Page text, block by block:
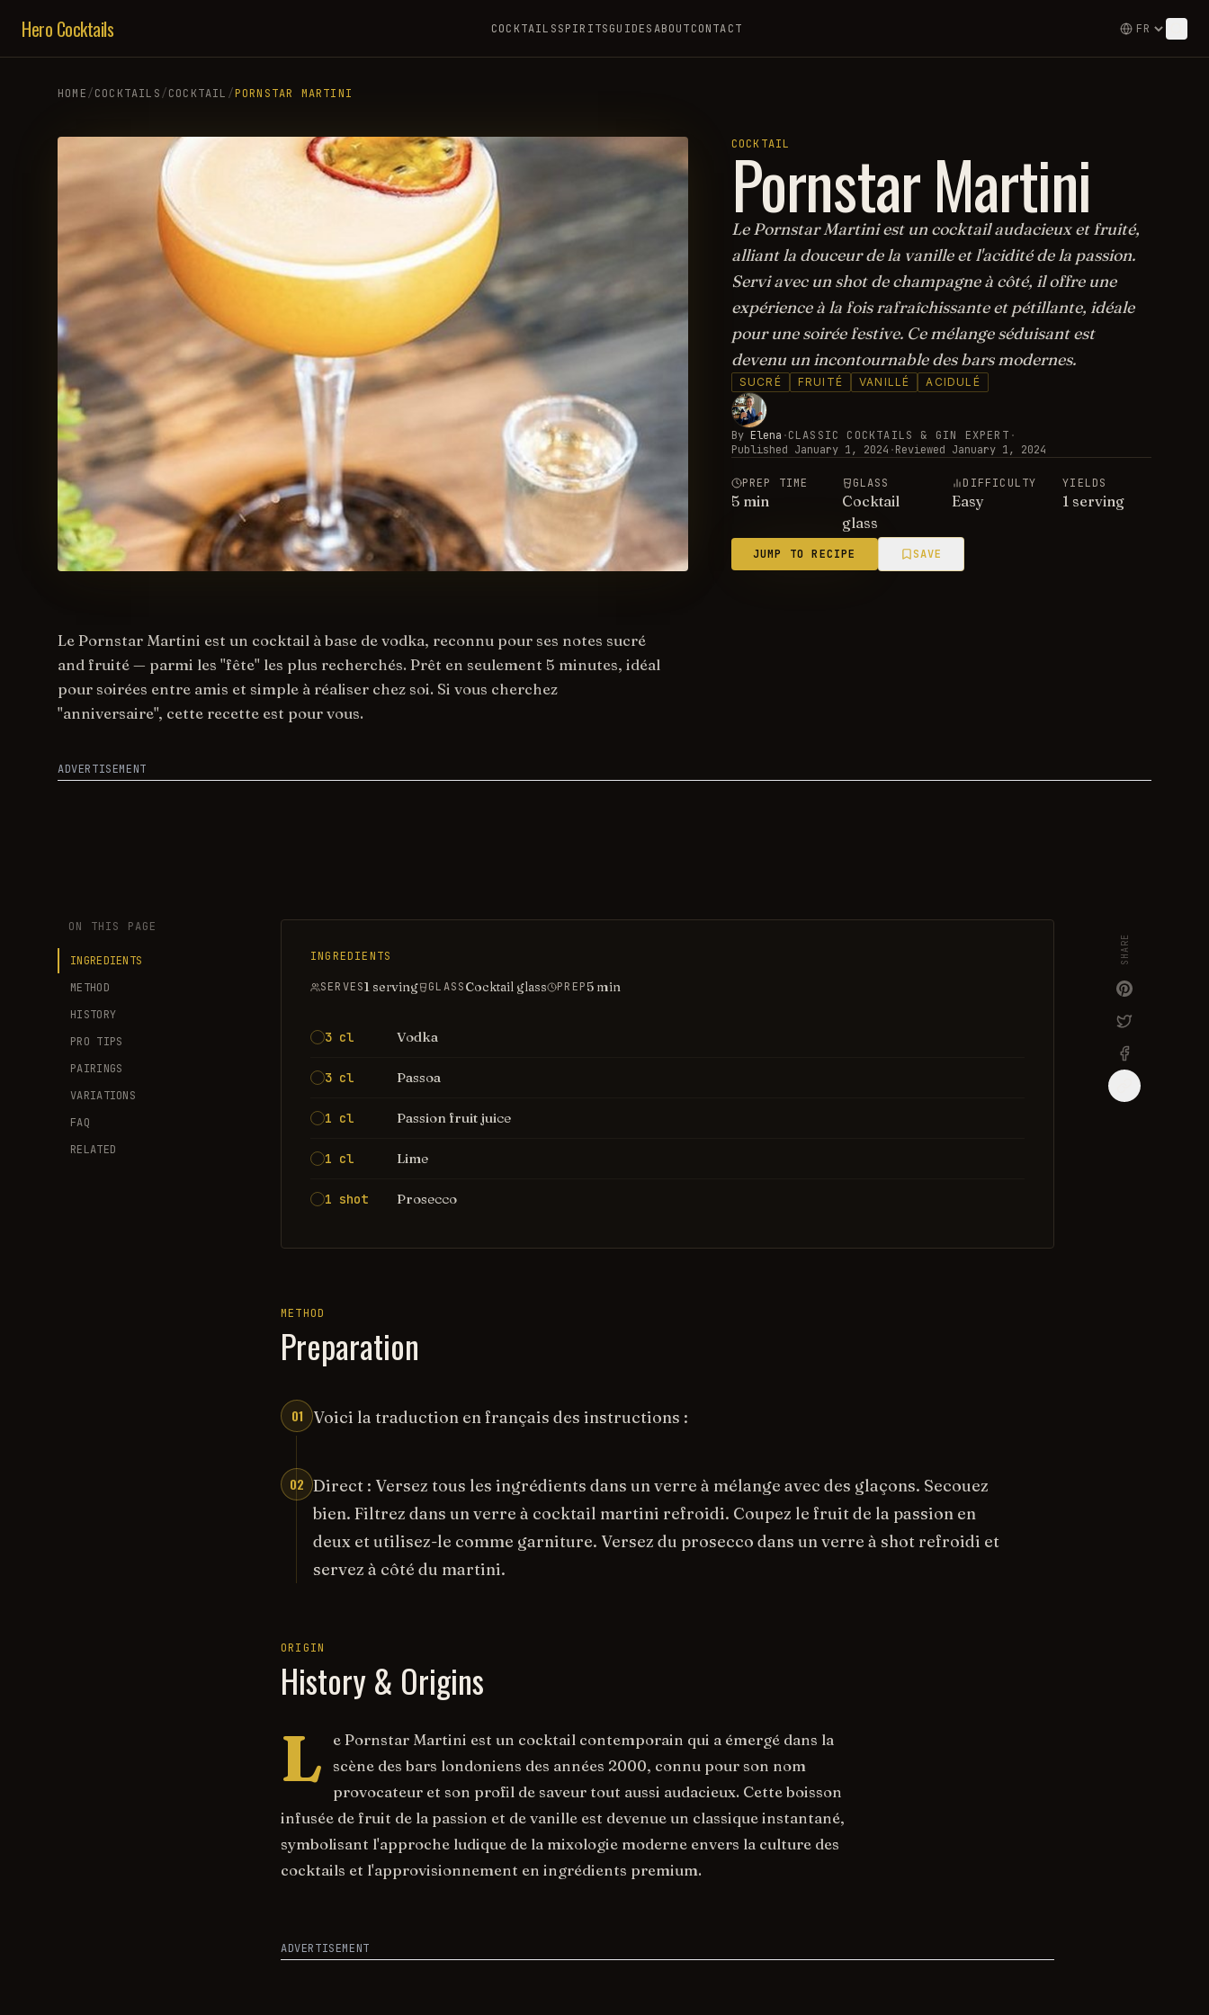
Hero Cocktails COCKTAILSSPIRITSGUIDESABOUTCONTACT
HOME/COCKTAILS/COCKTAIL /PORNSTAR MARTINI
COCKTAIL
Pornstar Martini
Le Pornstar Martini est un cocktail audacieux et fruité,
alliant la douceur de la vanille et l'acidité de la passion.
Servi avec un shot de champagne à côté, il offre une
expérience à la fois rafraîchissante et pétillante, idéale
pour une soirée festive. Ce mélange séduisant est
devenu un incontournable des bars modernes.
SUCRÉ FRUITÉ VANILLÉ ACIDULÉ
By Elena ·CLASSIC COCKTAILS & GIN EXPERT ·
Published January 1, 2024 ·Reviewed January 1, 2024
PREP TIME
5min
GLASS
Cocktail
glass
DIFFICULTY
Easy
YIELDS
1 serving
JUMP TO RECIPE SAVE
Le Pornstar Martini est un cocktail à base de vodka, reconnu pour ses notes sucré
and fruité — parmi les "fête" les plus recherchés. Prêt en seulement 5 minutes, idéal
pour soirées entre amis et simple à réaliser chez soi. Si vous cherchez
"anniversaire", cette recette est pour vous.
ADVERTISEMENT
ON THIS PAGE
INGREDIENTS
METHOD
HISTORY
PRO TIPS
PAIRINGS
VARIATIONS
FAQ
RELATED
INGREDIENTS
SERVES1 serving GLASSCocktail glass PREP5 min
3 cl Vodka
3 cl Passoa
1 cl Passion fruit juice
1 cl Lime
1 shot Prosecco
METHOD
Preparation
01 Voici la traduction en français des instructions :
02 Direct : Versez tous les ingrédients dans un verre à mélange avec des glaçons. Secouez
bien. Filtrez dans un verre à cocktail martini refroidi. Coupez le fruit de la passion en
deux et utilisez-le comme garniture. Versez du prosecco dans un verre à shot refroidi et
servez à côté du martini.
ORIGIN
History & Origins
L
e Pornstar Martini est un cocktail contemporain qui a émergé dans la
scène des bars londoniens des années 2000, connu pour son nom
provocateur et son profil de saveur tout aussi audacieux. Cette boisson
infusée de fruit de la passion et de vanille est devenue un classique instantané,
symbolisant l'approche ludique de la mixologie moderne envers la culture des
cocktails et l'approvisionnement en ingrédients premium.
ADVERTISEMENT
SHARE